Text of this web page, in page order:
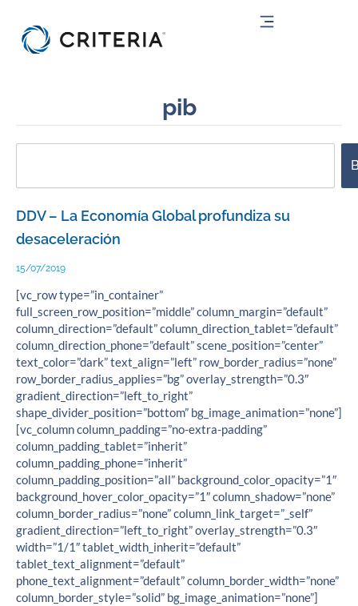
contenido
pib
DDV – La Economía Global profundiza su
desaceleración
15/07/2019
[vc_row type=”in_container”
full_screen_row_position=”middle” column_margin=”default”
column_direction=”default” column_direction_tablet=”default”
column_direction_phone=”default” scene_position=”center”
text_color=”dark” text_align=”left” row_border_radius=”none”
row_border_radius_applies=”bg” overlay_strength=”0.3″
gradient_direction=”left_to_right”
shape_divider_position=”bottom” bg_image_animation=”none”]
[vc_column column_padding=”no-extra-padding”
column_padding_tablet=”inherit”
column_padding_phone=”inherit”
column_padding_position=”all” background_color_opacity=”1″
background_hover_color_opacity=”1″ column_shadow=”none”
column_border_radius=”none” column_link_target=”_self”
gradient_direction=”left_to_right” overlay_strength=”0.3″
width=”1/1″ tablet_width_inherit=”default”
tablet_text_alignment=”default”
phone_text_alignment=”default” column_border_width=”none”
column_border_style=”solid” bg_image_animation=”none”]